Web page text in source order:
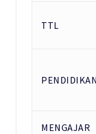
TTL
PENDIDIKAN
MENGAJAR